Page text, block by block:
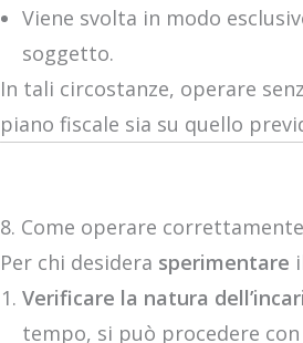
Viene svolta in modo
soggetto.
In tali circostanze, operare
piano fiscale sia su quello
8. Come operare correttamente
Per chi desidera sperimentare
Verificare la natura
tempo, si può procedere